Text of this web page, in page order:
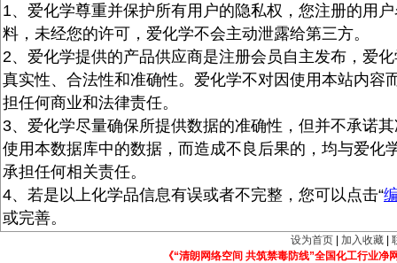
1、爱化学尊重并保护所有用户的隐私权，您注册的用
料，未经您的许可，爱化学不会主动泄露给第三方。
2、爱化学提供的产品供应商是注册会员自主发布，爱
真实性、合法性和准确性。爱化学不对因使用本站内容
担任何商业和法律责任。
3、爱化学尽量确保所提供数据的准确性，但并不承诺
使用本数据库中的数据，而造成不良后果的，均与爱化
承担任何相关责任。
4、若是以上化学品信息有误或者不完整，您可以点击“
或完善。
设为首页 加入收藏
《“清朗网络空间 共筑禁毒防线”全国化工行业净